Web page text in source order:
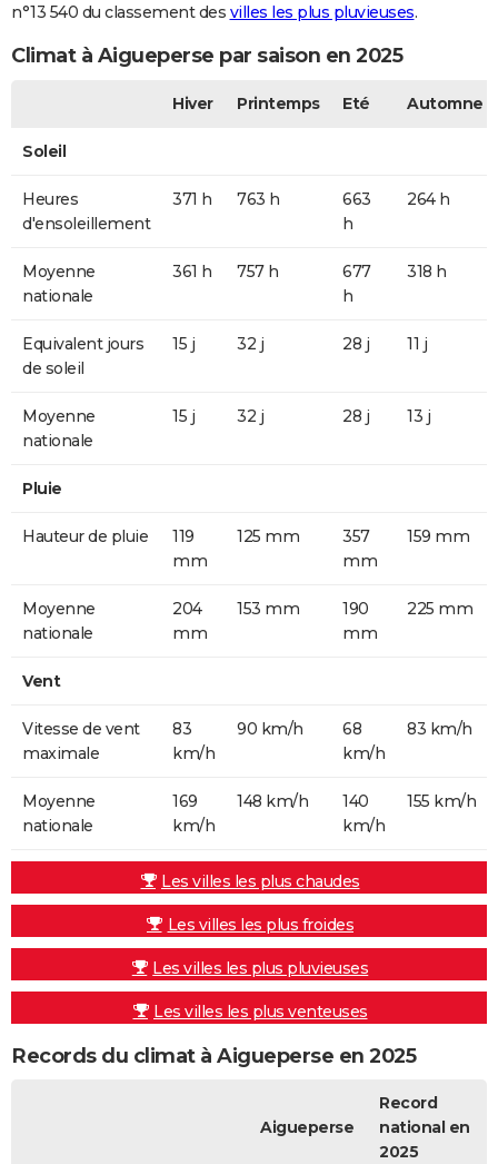
n°13 540 du classement des villes les plus pluvieuses.
Climat à Aigueperse par saison en 2025
Hiver Printemps Eté Automne
Soleil
Heures
d'ensoleillement
371 h 763 h
663
h
264 h
Moyenne
nationale
361 h 757 h
677
h
318 h
Equivalent jours
de soleil
15 j 32 j 28 j 11 j
Moyenne
nationale
15 j 32 j 28 j 13 j
Pluie
Hauteur de pluie
119
mm
125 mm
357
mm
159 mm
Moyenne
nationale
204
mm
153 mm
190
mm
225 mm
Vent
Vitesse de vent
maximale
83
km/h
90 km/h
68
km/h
83 km/h
Moyenne
nationale
169
km/h
148 km/h
140
km/h
155 km/h
Les villes les plus chaudes
Les villes les plus froides
Les villes les plus pluvieuses
Les villes les plus venteuses
Records du climat à Aigueperse en 2025
Aigueperse
Record
national en
2025